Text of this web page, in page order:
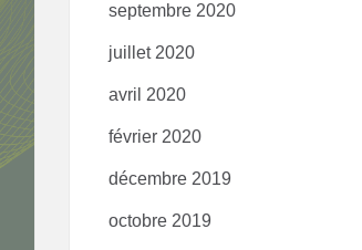
septembre 2020
juillet 2020
avril 2020
février 2020
décembre 2019
octobre 2019